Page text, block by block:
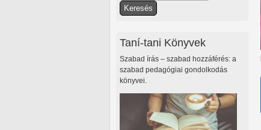
Keresés űrlap
Taní-tani Könyvek
Szabad írás – szabad hozzáférés: a
szabad pedagógiai gondolkodás
könyvei.